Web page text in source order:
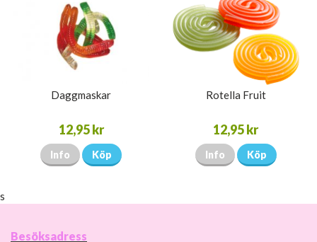
Daggmaskar
12,95 kr
Info Köp
Rotella Fruit
12,95 kr
Info Köp
s
Besöksadress